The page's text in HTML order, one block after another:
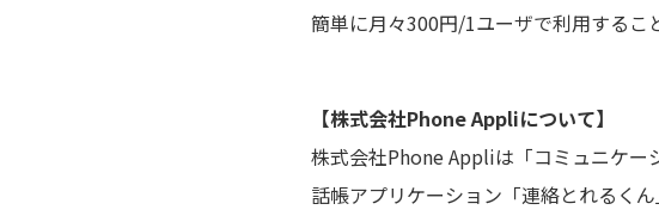
簡単に月々300円/1ユーザで利用するこ
【株式会社Phone Appliについて】
株式会社Phone Appliは「コミュニケー
話帳アプリケーション「連絡とれるく